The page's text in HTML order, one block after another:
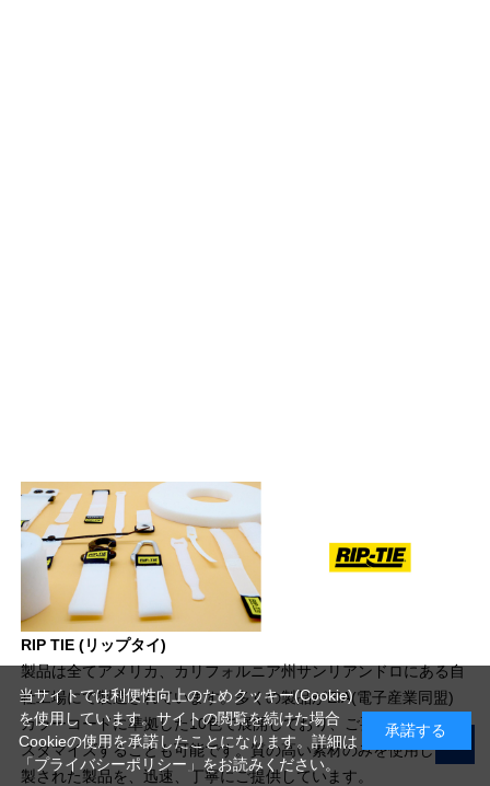
RIP TIE (リップタイ)
製品は全てアメリカ、カリフォルニア州サンリアンドロにある自
社工場にて製造されています。多くの製品がEIA(電子産業同盟)
カラーコードに準拠した10色で展開しており、ご要望に応じてカ
スタマイズすることも可能です。質の高い素材のみを使用して縫
製された製品を、迅速、丁寧にご提供しています。
当サイトでは利便性向上のためクッキー(Cookie)
を使用しています。サイトの閲覧を続けた場合
Cookieの使用を承諾したことになります。詳細は
「プライバシーポリシー」 をお読みください。
承諾する